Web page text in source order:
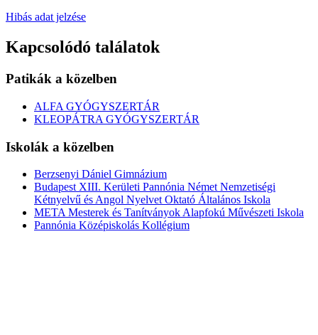
Hibás adat jelzése
Kapcsolódó találatok
Patikák a közelben
ALFA GYÓGYSZERTÁR
KLEOPÁTRA GYÓGYSZERTÁR
Iskolák a közelben
Berzsenyi Dániel Gimnázium
Budapest XIII. Kerületi Pannónia Német Nemzetiségi
Kétnyelvű és Angol Nyelvet Oktató Általános Iskola
META Mesterek és Tanítványok Alapfokú Művészeti Iskola
Pannónia Középiskolás Kollégium